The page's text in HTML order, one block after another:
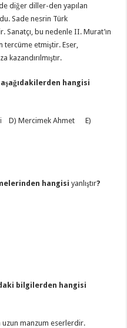
diğer diller-den yapılan
Sade nesrin Türk
bu nedenle II. Murat’ın
tercüme etmiştir. Eser,
kazandırılmıştır.
hangisi
D) Mercimek Ahmet E)
hangisiyanlıştır?
bilgilerden hangisi
uzun manzum eserlerdir.